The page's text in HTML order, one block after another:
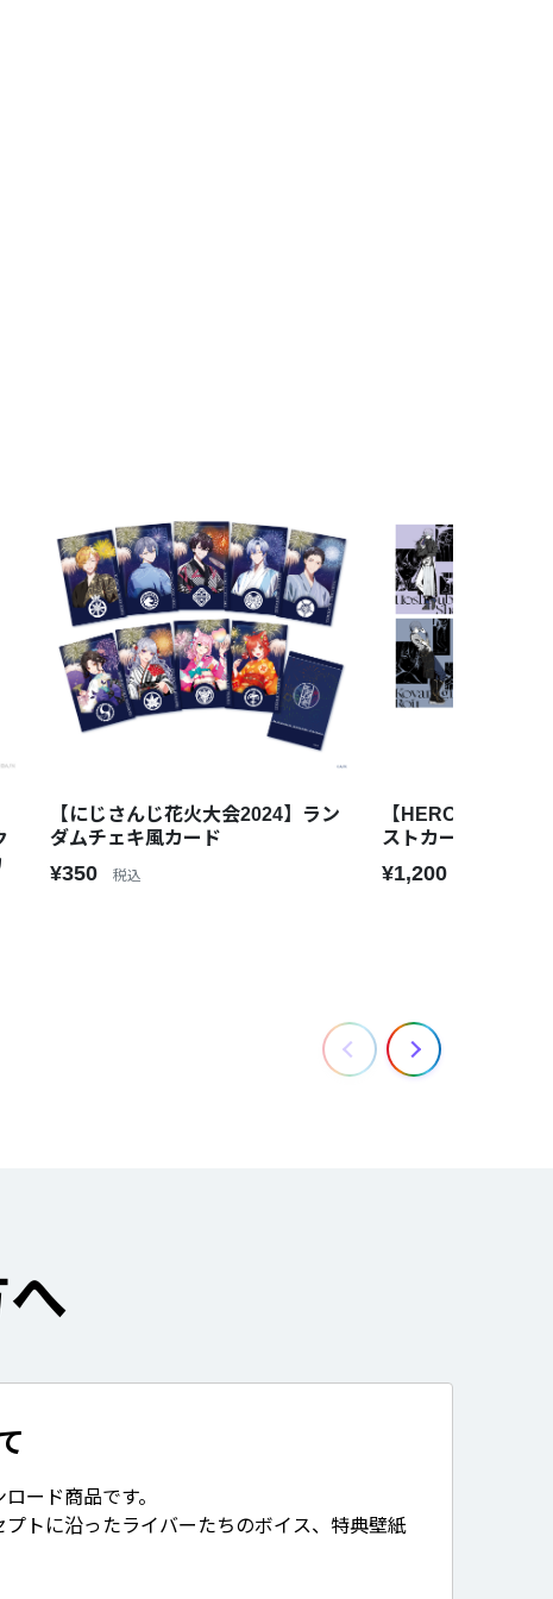
【にじさんじ花火大会2024】ラン
ダムチェキ風カード
¥350 税込
【HEROES Half
ストカードセット
¥1,200
ード商品です。
プトに沿ったライバーたちのボイス、特典壁紙